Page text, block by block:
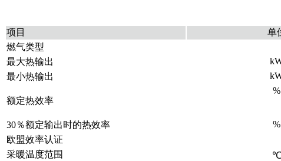
项目 单
燃气类型
最大热输出
最小热输出
额定热效率
%
30％额定输出时的热效率 %
欧盟效率认证
采暖温度范围
℃